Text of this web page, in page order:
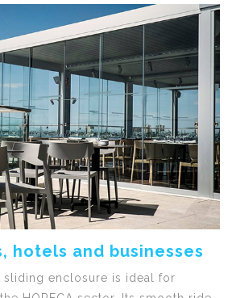
hotels and businesses
sliding enclosure is ideal for